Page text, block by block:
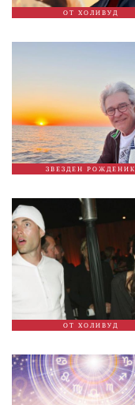
ОТ ХОЛИВУД
ЗВЕЗДЕН РОЖДЕНИК
ОТ ХОЛИВУД